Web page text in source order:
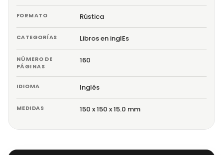
FORMATO Rústica
CATEGORÍAS Libros en inglEs
NÚMERO DE
PÁGINAS
160
IDIOMA Inglés
MEDIDAS 150 x 150 x 15.0 mm